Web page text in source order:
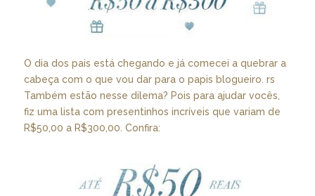
O dia dos pais está chegando e já comecei a quebrar a
cabeça com o que vou dar para o papis blogueiro. rs
Também estão nesse dilema? Pois para ajudar vocês,
fiz uma lista com presentinhos incríveis que variam de
R$50,00 a R$300,00. Confira: